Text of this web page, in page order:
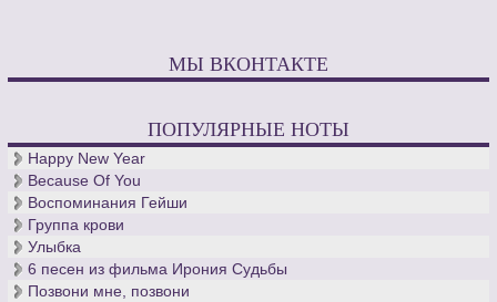
МЫ ВКОНТАКТЕ
ПОПУЛЯРНЫЕ НОТЫ
Happy New Year
Because Of You
Воспоминания Гейши
Группа крови
Улыбка
6 песен из фильма Ирония Судьбы
Позвони мне, позвони